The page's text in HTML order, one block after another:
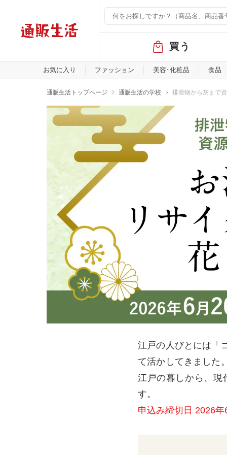
バ
ル
メ
買う
お気に入り ファッション 美容･化粧品 食品
通販生活トップページ 通販生活の学校 排泄物から灰まで
排泄物から灰まで資源と
江戸の人びとには「
て活かしてきました
江戸の暮しから、現
す。
申込み締切日 2026